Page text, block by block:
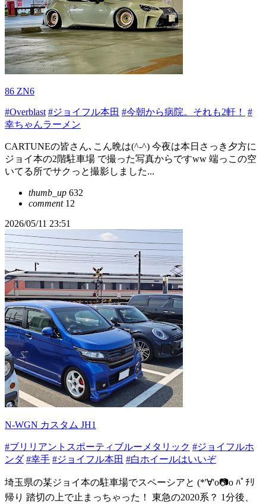
86 ZN6
#Overblast #ジョイフル本田 #今朝から病院。それも2軒！
#
幸ちゃんラーメン
CARTUNEの皆さん､こん晩は(^-^) 今夜は本日さっき夕方に
ジョイ本の2階駐車場 で撮った写真からですww 端っこの空
いてる所でサクっと撮影しました...
thumb_up 632
comment12
2026/05/11 23:51
N-WGN カスタム JH1
#ブリリアントスポーティブルーメタリック #ジョイフルホ
ンダ #幸手 #ジョイフル本田 #白ホイールはいいぞ
埼玉県の某ジョイ本の駐車場でスペーシアと (*'∀'o📷o ﾊﾟﾁﾘ
帰り 踏切の上で止まっちゃった！ 東急の2020系？ 1分後、